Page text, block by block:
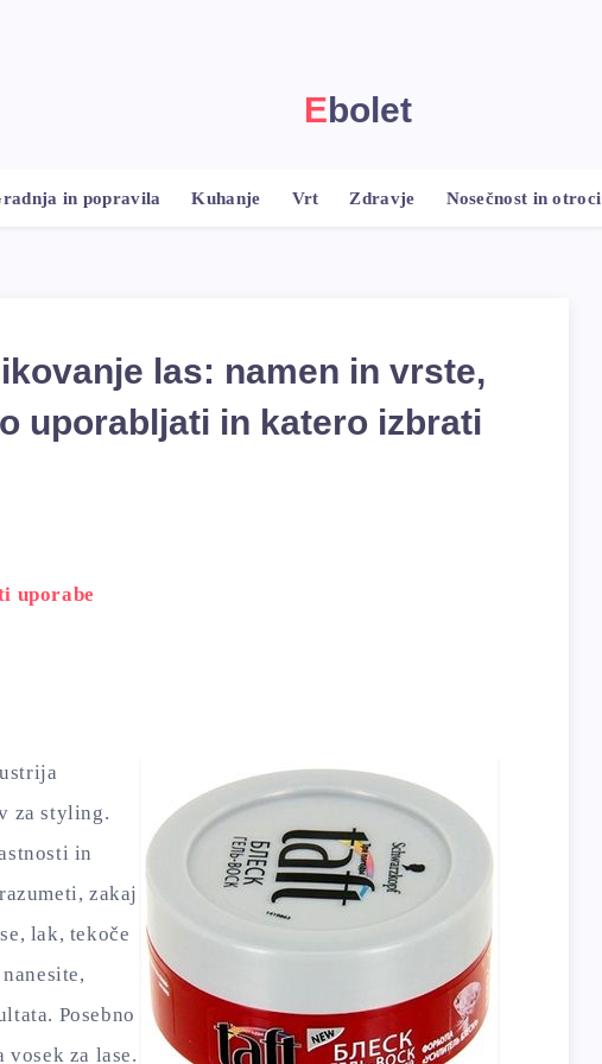
Ebolet
in popravila Kuhanje Vrt Zdravje Nosečnost in otroci
las: namen in vrste,
uporabljati in katero izbrati
uporabe
za styling.
in
zakaj
lak, tekoče
Posebno
vosek za lase.